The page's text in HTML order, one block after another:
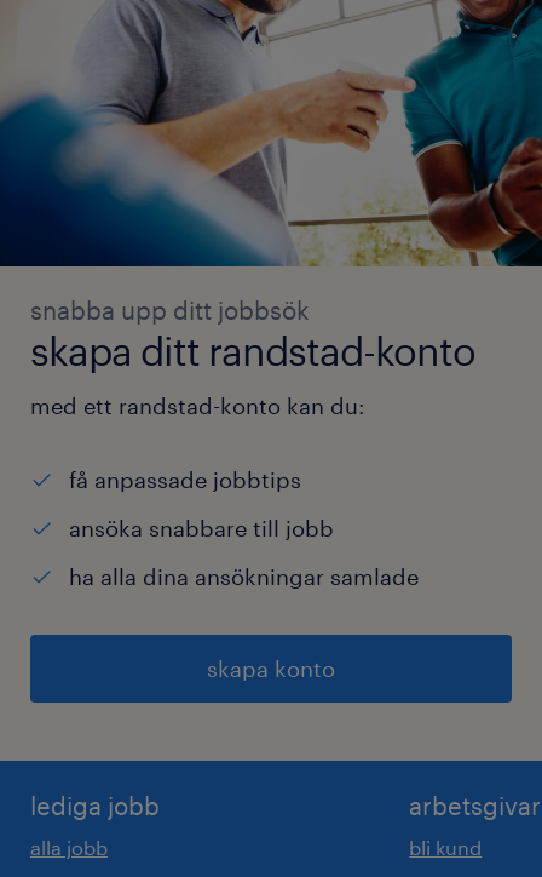
snabba upp ditt jobbsök
skapa ditt randstad-konto
med ett randstad-konto kan du:
få anpassade jobbtips
ansöka snabbare till jobb
ha alla dina ansökningar samlade
skapa konto
lediga jobb
alla jobb bli kund